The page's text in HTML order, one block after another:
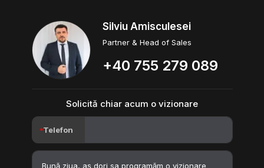
Silviu Amisculesei
Partner & Head of Sales
+40 755 279 089
Solicită chiar acum o vizionare
Telefon